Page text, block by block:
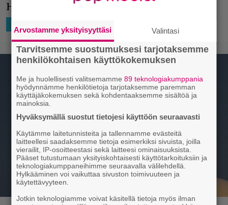
Hyviä uutisia trekkieille.
Arvostamme yksityisyyttäsi Valintasi
Tarvitsemme suostumuksesi tarjotaksemme
henkilökohtaisen käyttökokemuksen
Me ja huolellisesti valitsemamme89 teknologiakumppania
hyödynnämme henkilötietoja tarjotaksemme paremman
käyttäjäkokemuksen sekä kohdentaaksemme sisältöä ja
mainoksia.
Hyväksymällä suostut tietojesi käyttöön seuraavasti
Käytämme laitetunnisteita ja tallennamme evästeitä
laitteellesi saadaksemme tietoja esimerkiksi sivuista, joilla
vierailit, IP-osoitteestasi sekä laitteesi ominaisuuksista.
Pääset tutustumaan yksityiskohtaisesti käyttötarkoituksiin ja
teknologiakumppaneihimme seuraavalla välilehdellä.
Hylkääminen voi vaikuttaa sivuston toimivuuteen ja
käytettävyyteen.
Jotkin teknologiamme voivat käsitellä tietoja myös ilman